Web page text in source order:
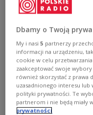
W środę mija 35 lat
niemieckiego o
współpracy.
Dbamy o Twoją
My i nasi5 partnerzy
informacji na urządzeniu,
cookie w celu
zaakceptować swoje
również skorzystać z prawa
uzasadnionego interesu
polityki prywatności. Te
partnerom i nie będą miały
prywatności